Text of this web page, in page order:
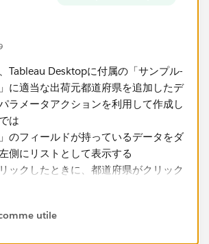
Tableau Desktopに付属の「サンプル-
に適当な出荷元都道府県を追加したデ
ラメータアクションを利用して作成し
は
のフィールドが持っているデータをダ
側にリストとして表示する
クしたときに、都道府県がクリック
るまたは出荷元都道府県がクリックし
utile